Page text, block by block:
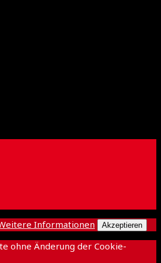
Informationen Akzeptieren
ohne Änderung der Cookie-